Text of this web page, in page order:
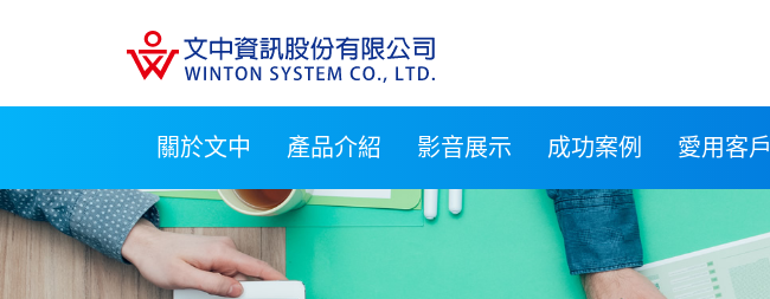
關於文中 產品介紹 影音展示 成功案例 愛用客戶